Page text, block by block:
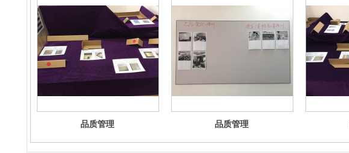
品质管理 品质管理